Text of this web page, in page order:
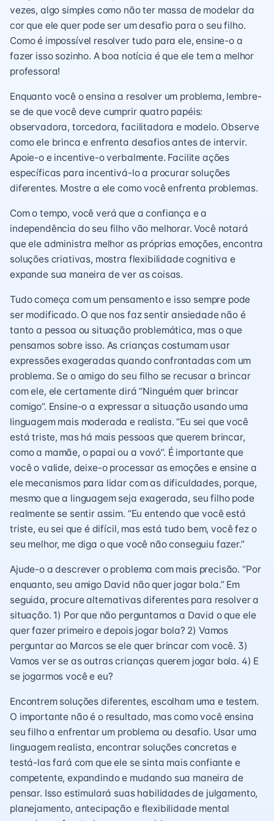
vezes, algo simples como não ter massa de modelar da
cor que ele quer pode ser um desafio para o seu filho.
Como é impossível resolver tudo para ele, ensine-o a
fazer isso sozinho. A boa notícia é que ele tem a melhor
professora!
Enquanto você o ensina a resolver um problema, lembre-
se de que você deve cumprir quatro papéis:
observadora, torcedora, facilitadora e modelo. Observe
como ele brinca e enfrenta desafios antes de intervir.
Apoie-o e incentive-o verbalmente. Facilite ações
específicas para incentivá-lo a procurar soluções
diferentes. Mostre a ele como você enfrenta problemas.
Com o tempo, você verá que a confiança e a
independência do seu filho vão melhorar. Você notará
que ele administra melhor as próprias emoções, encontra
soluções criativas, mostra flexibilidade cognitiva e
expande sua maneira de ver as coisas.
Tudo começa com um pensamento e isso sempre pode
ser modificado. O que nos faz sentir ansiedade não é
tanto a pessoa ou situação problemática, mas o que
pensamos sobre isso. As crianças costumam usar
expressões exageradas quando confrontadas com um
problema. Se o amigo do seu filho se recusar a brincar
com ele, ele certamente dirá “Ninguém quer brincar
comigo”. Ensine-o a expressar a situação usando uma
linguagem mais moderada e realista. “Eu sei que você
está triste, mas há mais pessoas que querem brincar,
como a mamãe, o papai ou a vovó”. É importante que
você o valide, deixe-o processar as emoções e ensine a
ele mecanismos para lidar com as dificuldades, porque,
mesmo que a linguagem seja exagerada, seu filho pode
realmente se sentir assim. “Eu entendo que você está
triste, eu sei que é difícil, mas está tudo bem, você fez o
seu melhor, me diga o que você não conseguiu fazer.”
Ajude-o a descrever o problema com mais precisão. “Por
enquanto, seu amigo David não quer jogar bola.” Em
seguida, procure alternativas diferentes para resolver a
situação. 1) Por que não perguntamos a David o que ele
quer fazer primeiro e depois jogar bola? 2) Vamos
perguntar ao Marcos se ele quer brincar com você. 3)
Vamos ver se as outras crianças querem jogar bola. 4) E
se jogarmos você e eu?
Encontrem soluções diferentes, escolham uma e testem.
O importante não é o resultado, mas como você ensina
seu filho a enfrentar um problema ou desafio. Usar uma
linguagem realista, encontrar soluções concretas e
testá-las fará com que ele se sinta mais confiante e
competente, expandindo e mudando sua maneira de
pensar. Isso estimulará suas habilidades de julgamento,
planejamento, antecipação e flexibilidade mental